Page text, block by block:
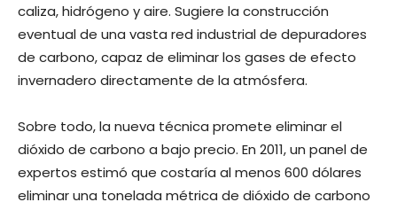
caliza, hidrógeno y aire. Sugiere la construcción
eventual de una vasta red industrial de depuradores
de carbono, capaz de eliminar los gases de efecto
invernadero directamente de la atmósfera.
Sobre todo, la nueva técnica promete eliminar el
dióxido de carbono a bajo precio. En 2011, un panel de
expertos estimó que costaría al menos 600 dólares
eliminar una tonelada métrica de dióxido de carbono